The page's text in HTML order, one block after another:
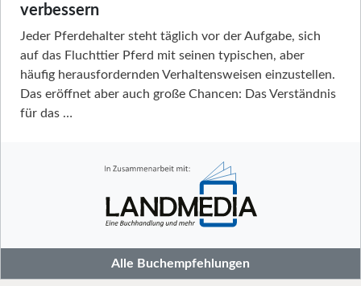
verbessern
Jeder Pferdehalter steht täglich vor der Aufgabe, sich
auf das Fluchttier Pferd mit seinen typischen, aber
häufig herausfordernden Verhaltensweisen einzustellen.
Das eröffnet aber auch große Chancen: Das Verständnis
für das …
Alle Buchempfehlungen